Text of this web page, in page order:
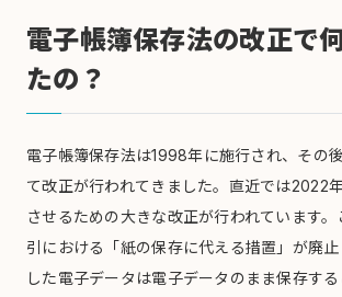
電子帳簿保存法の改正で
たの？
電子帳簿保存法は1998年に施行され、その
て改正が行われてきました。直近では2022
させるための大きな改正が行われています
引における「紙の保存に代える措置」が廃止
した電子データは電子データのまま保存す